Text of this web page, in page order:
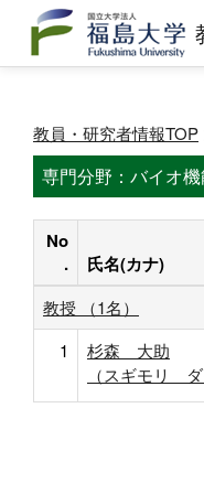
教員・研究者情報TOP
専門分野：バイオ
No
.
氏名(カナ)
教授 （1名）
1
杉森 大助
（スギモリ ダ